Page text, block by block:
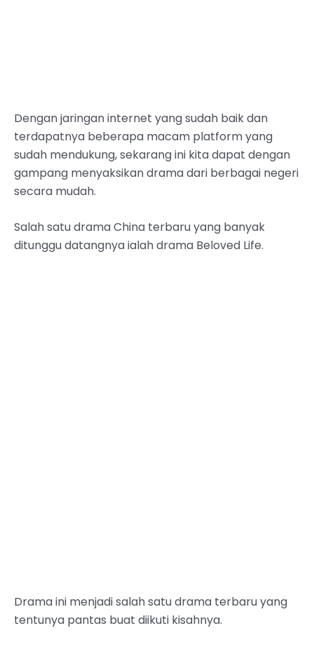
Dengan jaringan internet yang sudah baik dan
terdapatnya beberapa macam platform yang
sudah mendukung, sekarang ini kita dapat dengan
gampang menyaksikan drama dari berbagai negeri
secara mudah.
Salah satu drama China terbaru yang banyak
ditunggu datangnya ialah drama Beloved Life.
Drama ini menjadi salah satu drama terbaru yang
tentunya pantas buat diikuti kisahnya.